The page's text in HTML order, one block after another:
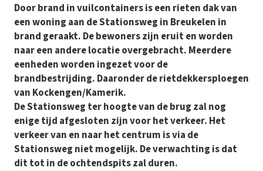
Door brand in vuilcontainers is een rieten dak van
een woning aan de Stationsweg in Breukelen in
brand geraakt. De bewoners zijn eruit en worden
naar een andere locatie overgebracht. Meerdere
eenheden worden ingezet voor de
brandbestrijding. Daaronder de rietdekkersploegen
van Kockengen/Kamerik.
De Stationsweg ter hoogte van de brug zal nog
enige tijd afgesloten zijn voor het verkeer. Het
verkeer van en naar het centrum is via de
Stationsweg niet mogelijk. De verwachting is dat
dit tot in de ochtendspits zal duren.